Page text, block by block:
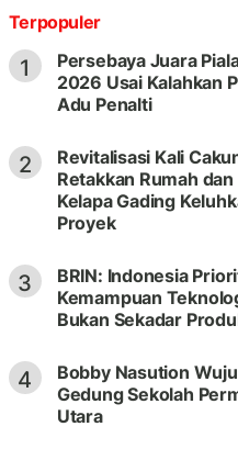
Terpopuler
1
Persebaya Juara
2026 Usai Kalahkan
Adu Penalti
2
Revitalisasi Kali
Retakkan Rumah
Kelapa Gading
Proyek
3
BRIN: Indonesia
Kemampuan
Bukan Sekadar
4
Bobby Nasution
Gedung Sekolah
Utara